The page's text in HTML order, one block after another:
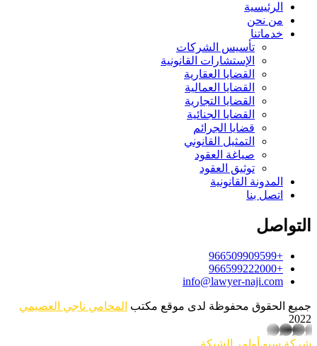
الرئيسية
من نحن
خدماتنا
تأسيس الشركات
الإستشارات القانونية
القضايا العقارية
القضايا العمالية
القضايا التجارية
القضايا الجنائية
قضايا الجرائم
التمثيل القانوني
صياغة العقود
توثيق العقود
المدونة القانونية
اتصل بنا
التواصل
+966509909599
+966599222000
info@lawyer-naji.com
جميع الحقوق محفوظة لدى موقع مكتب المحامي ناجي العصيمي
2022
شركة سيو أوامر الشبكة
whatsapp